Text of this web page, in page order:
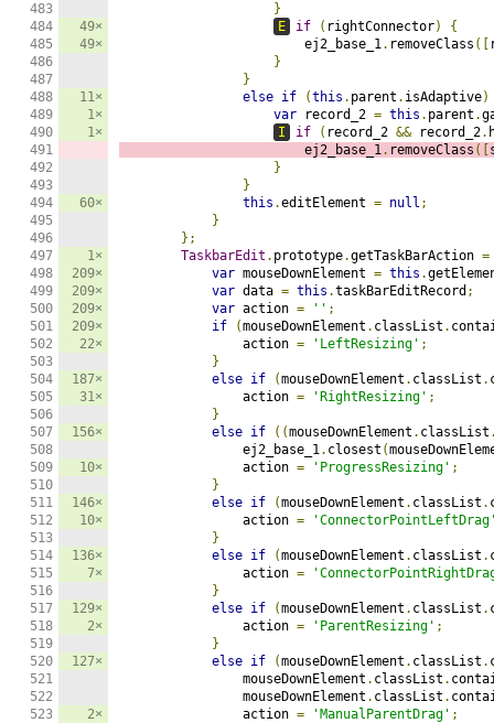
49×
49×
11×
1×
1×
60×
1×
209×
209×
209×
209×
22×
187×
31×
156×
10×
146×
10×
136×
7×
129×
2×
127×
2×
}
E
if ( rightConnector)
{
                        ej2_base_1
. removeClass ([
}
}
else if (this . parent . isAdaptive)
var record_2 = this . parent .
I
if ( record_2 && record_2.
                        ej2_base_1
. removeClass ([
}
}
this .editElement = null ;
}
};
TaskbarEdit . prototype.getTaskBarAction =
var mouseDownElement = this .
var data = this .taskBarEditRecord ;
var action = '' ;
if
(mouseDownElement . classList .
                action
= 'LeftResizing' ;
}
else if (mouseDownElement . classList .
                action
= 'RightResizing' ;
}
else if ((mouseDownElement . classList
                ej2_base_1
. closest (
                action
= 'ProgressResizing' ;
}
else if (mouseDownElement . classList .
                action
=
}
else if (mouseDownElement . classList .
                action
=
}
else if (mouseDownElement . classList .
                action
= 'ParentResizing' ;
}
else if (mouseDownElement . classList .
                mouseDownElement
. classList .
                mouseDownElement
. classList .
                action
= 'ManualParentDrag' ;